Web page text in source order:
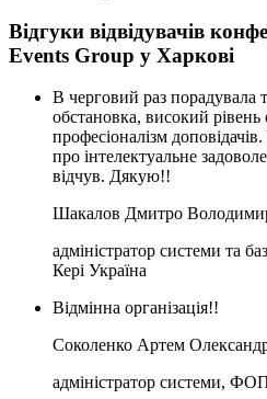
Відгуки відвідувачів
Events Group у Харкові
В черговий раз порадувала
обстановка, високий рівень
професіоналізм
про інтелектуальне
відчув. Дякую!!
Шакалов Дмитро
адміністратор системи та
Кері Україна
Відмінна організація!!
Соколенко Артем
адміністратор системи,